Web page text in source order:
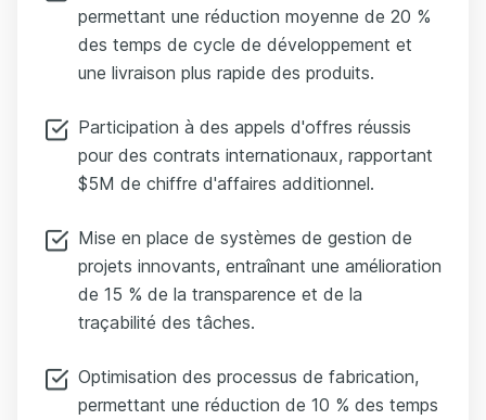
permettant une réduction moyenne de 20 %
des temps de cycle de développement et
une livraison plus rapide des produits.
Participation à des appels d'offres réussis
pour des contrats internationaux, rapportant
$5M de chiffre d'affaires additionnel.
Mise en place de systèmes de gestion de
projets innovants, entraînant une amélioration
de 15 % de la transparence et de la
traçabilité des tâches.
Optimisation des processus de fabrication,
permettant une réduction de 10 % des temps